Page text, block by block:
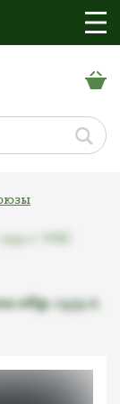
обр. 1939 г.